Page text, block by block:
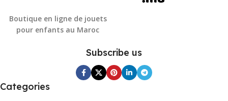
Boutique en ligne de jouets
pour enfants au Maroc
Subscribe us
Categories